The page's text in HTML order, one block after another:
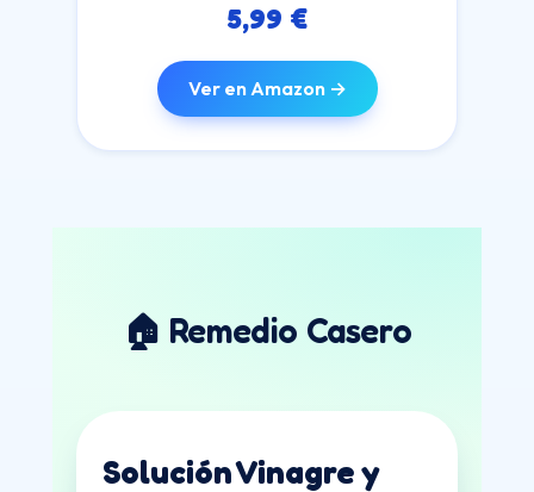
5,99 €
Ver en Amazon →
🏠 Remedio Casero
Solución Vinagre y